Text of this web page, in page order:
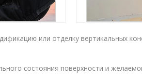
или отделку вертикальных
состояния поверхности и